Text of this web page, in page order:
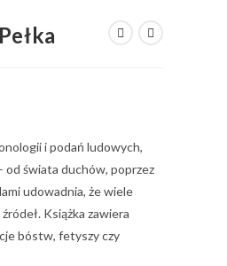
i podań ludowych,
od świata duchów, poprzez
udowadnia, że wiele
Książka zawiera
bóstw, fetyszy czy